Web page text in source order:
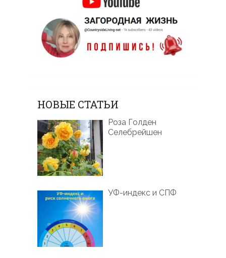
НОВЫЕ СТАТЬИ
Роза Голден
Селебрейшен
УФ-индекс и СПФ